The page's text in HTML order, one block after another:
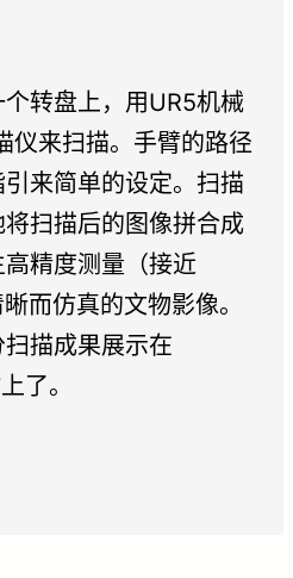
转盘上，用UR5机械
仪来扫描。手臂的路径
来简单的设定。扫描
扫描后的图像拼合成
精度测量（接近
而仿真的文物影像。
描成果展示在
了。